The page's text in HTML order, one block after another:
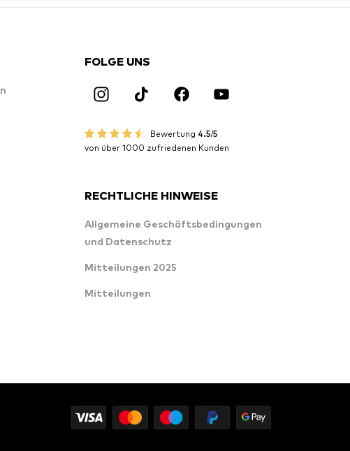
FOLGE UNS
Bewertung 4.5/5
von über 1000 zufriedenen Kunden
RECHTLICHE HINWEISE
Allgemeine Geschäftsbedingungen
und Datenschutz
Mitteilungen 2025
Mitteilungen